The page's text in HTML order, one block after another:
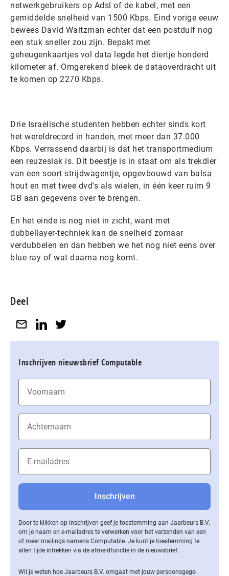
netwerkgebruikers op Adsl of de kabel, met een
gemiddelde snelheid van 1500 Kbps. Eind vorige eeuw
bewees David Waitzman echter dat een postduif nog
een stuk sneller zou zijn. Bepakt met
geheugenkaartjes vol data legde het diertje honderd
kilometer af. Omgerekend bleek de dataoverdracht uit
te komen op 2270 Kbps.
Drie Israelische studenten hebben echter sinds kort
het wereldrecord in handen, met meer dan 37.000
Kbps. Verrassend daarbij is dat het transportmedium
een reuzeslak is. Dit beestje is in staat om als trekdier
van een soort strijdwagentje, opgevbouwd van balsa
hout en met twee dvd's als wielen, in één keer ruim 9
GB aan gegevens over te brengen.
En het einde is nog niet in zicht, want met
dubbellayer-techniek kan de snelheid zomaar
verdubbelen en dan hebben we het nog niet eens over
blue ray of wat daarna nog komt.
Deel
Inschrijven nieuwsbrief Computable
Door te klikken op inschrijven geef je toestemming aan Jaarbeurs B.V.
om je naam en e-mailadres te verwerken voor het verzenden van een
of meer mailings namens Computable. Je kunt je toestemming te
allen tijde intrekken via de af­meld­func­tie in de nieuwsbrief.
Wil je weten hoe Jaarbeurs B.V. omgaat met jouw per­soons­ge­ge­